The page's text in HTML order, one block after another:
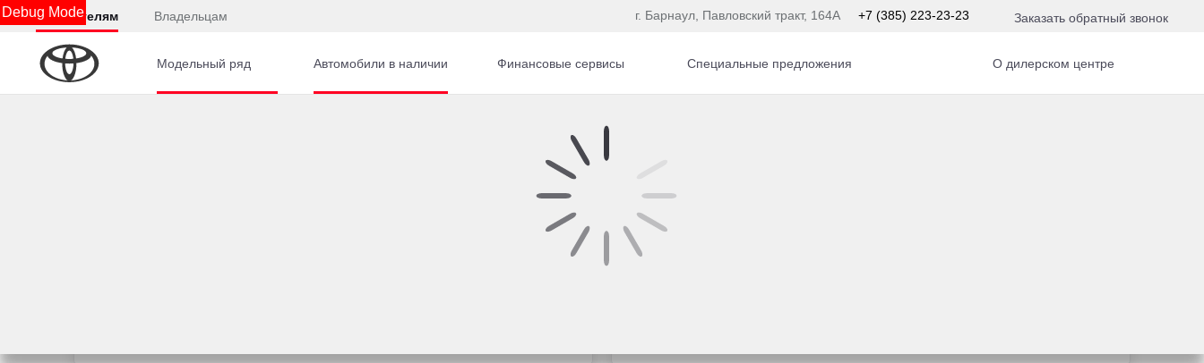
Debug Mode
Покупателям Владельцам г. Барнаул, Павловский тракт, 164А +7 (385) 223-23-23 Заказать обратный звонок
Модельный ряд Автомобили в наличии Финансовые сервисы Специальные предложения О дилерском центре